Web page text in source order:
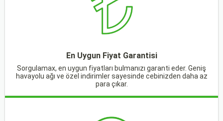
En Uygun Fiyat Garantisi
Sorgulamax, en uygun fiyatları bulmanızı garanti eder. Geniş
havayolu ağı ve özel indirimler sayesinde cebinizden daha az
para çıkar.